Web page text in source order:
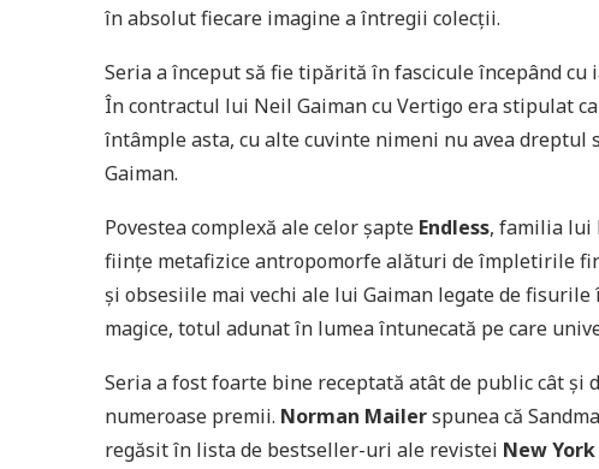
în absolut fiecare imagine a întregii colecții.
Seria a început să fie tipărită în fascicule începând
În contractul lui Neil Gaiman cu Vertigo era stipulat
întâmple asta, cu alte cuvinte nimeni nu avea
Gaiman.
Povestea complexă ale celor șapte Endless, familia lui
ființe metafizice antropomorfe alături de împletirile
și obsesiile mai vechi ale lui Gaiman legate de
magice, totul adunat în lumea întunecată pe care
Seria a fost foarte bine receptată atât de public cât și
numeroase premii. Norman Mailerspunea că
regăsit în lista de bestseller-uri ale revistei New